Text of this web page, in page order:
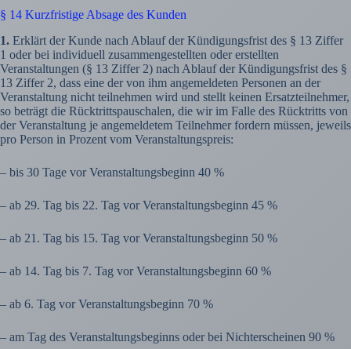
§ 14 Kurzfristige Absage des Kunden
1. Erklärt der Kunde nach Ablauf der Kündigungsfrist des § 13 Ziffer
1 oder bei individuell zusammengestellten oder erstellten
Veranstaltungen (§ 13 Ziffer 2) nach Ablauf der Kündigungsfrist des §
13 Ziffer 2, dass eine der von ihm angemeldeten Personen an der
Veranstaltung nicht teilnehmen wird und stellt keinen Ersatzteilnehmer,
so beträgt die Rücktrittspauschalen, die wir im Falle des Rücktritts von
der Veranstaltung je angemeldetem Teilnehmer fordern müssen, jeweils
pro Person in Prozent vom Veranstaltungspreis:
– bis 30 Tage vor Veranstaltungsbeginn 40 %
– ab 29. Tag bis 22. Tag vor Veranstaltungsbeginn 45 %
– ab 21. Tag bis 15. Tag vor Veranstaltungsbeginn 50 %
– ab 14. Tag bis 7. Tag vor Veranstaltungsbeginn 60 %
– ab 6. Tag vor Veranstaltungsbeginn 70 %
– am Tag des Veranstaltungsbeginns oder bei Nichterscheinen 90 %